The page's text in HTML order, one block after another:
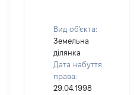
Вид об'єкта:
Земельна
ділянка
Дата набуття
права:
29.04.1998